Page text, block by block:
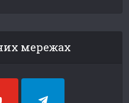
мережах